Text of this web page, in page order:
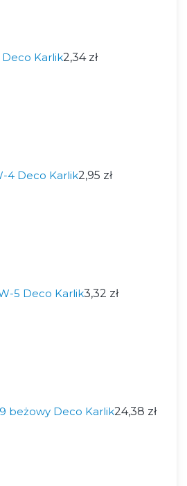
Karlik2,34 zł
4 Deco Karlik2,95 zł
5 Deco Karlik3,32 zł
beżowy Deco Karlik24,38 zł